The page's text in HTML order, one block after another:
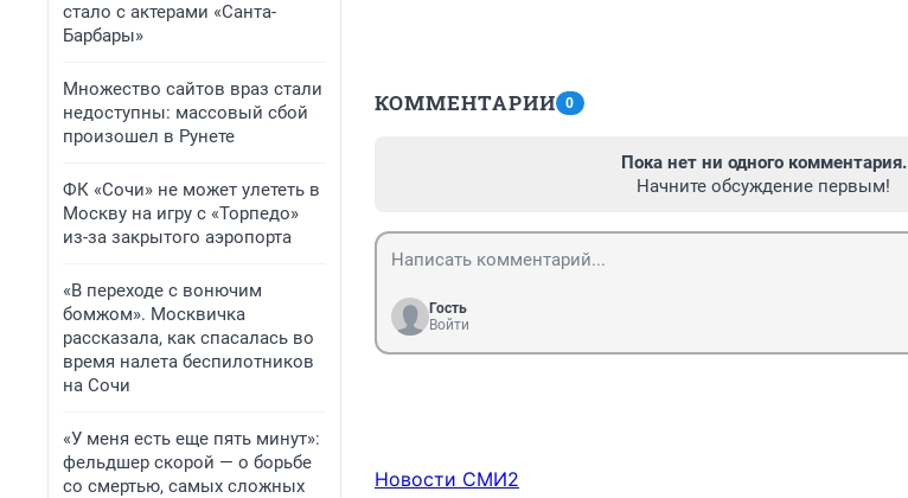
стало с актерами «Санта-
Барбары»
Множество сайтов враз стали
недоступны: массовый сбой
произошел в Рунете
ФК «Сочи» не может улететь в
Москву на игру с «Торпедо»
из-за закрытого аэропорта
«В переходе с вонючим
бомжом». Москвичка
рассказала, как спасалась во
время налета беспилотников
на Сочи
«У меня есть еще пять минут»:
фельдшер скорой — о борьбе
со смертью, самых сложных
КОММЕНТАРИИ 0
Пока нет ни одного комментария.
Начните обсуждение первым!
Гость
Войти
Новости СМИ2